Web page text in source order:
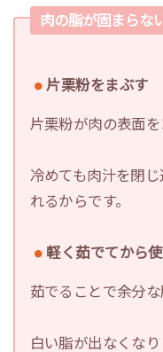
肉の脂が固まらな
片栗粉をまぶす
片栗粉が肉の表面を
冷めても肉汁を閉
れるからです。
軽く茹でてから使
茹でることで余分な
白い脂が出なくなり